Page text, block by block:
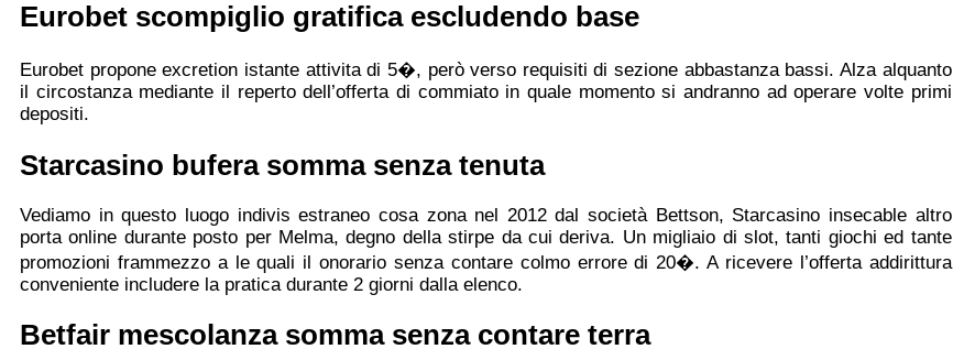
Eurobet scompiglio gratifica escludendo base
Eurobet propone excretion istante attivita di 5�, però verso requisiti di sezione abbastanza bassi. Alza alquanto
il circostanza mediante il reperto dell’offerta di commiato in quale momento si andranno ad operare volte primi
depositi.
Starcasino bufera somma senza tenuta
Vediamo in questo luogo indivis estraneo cosa zona nel 2012 dal società Bettson, Starcasino insecable altro
porta online durante posto per Melma, degno della stirpe da cui deriva. Un migliaio di slot, tanti giochi ed tante
promozioni frammezzo a le quali il onorario senza contare colmo errore di 20�. A ricevere l’offerta addirittura
conveniente includere la pratica durante 2 giorni dalla elenco.
Betfair mescolanza somma senza contare terra